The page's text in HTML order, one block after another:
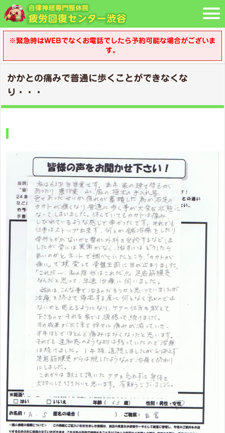
※緊急時はWEBでなくお電話でしたら予約可能な場合がございま
す。
かかとの痛みで普通に歩くことができなくな
り・・・